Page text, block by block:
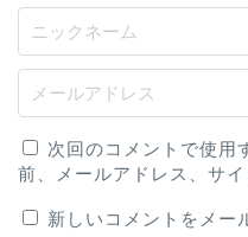
次回のコメントで使用
前、メールアドレス、サイ
新しいコメントをメー